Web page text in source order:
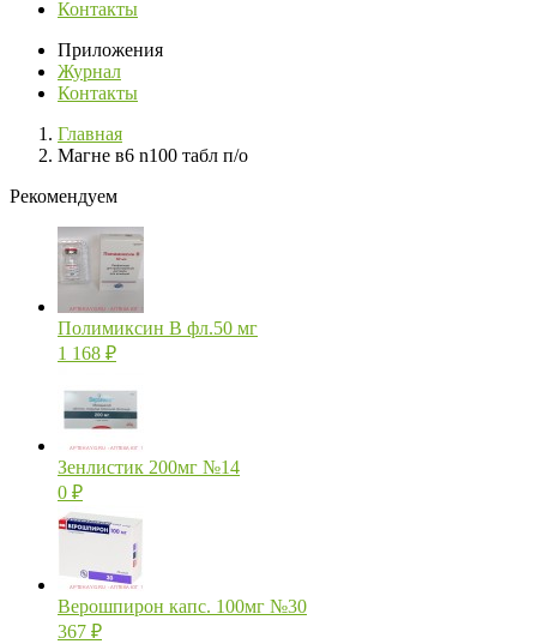
Контакты
Приложения
Журнал
Контакты
Главная
Магне в6 n100 табл п/о
Рекомендуем
Полимиксин В фл.50 мг
1 168 ₽
Зенлистик 200мг №14
0 ₽
Верошпирон капс. 100мг №30
367 ₽